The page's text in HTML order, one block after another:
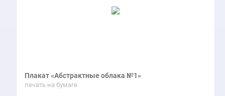
Плакат «Абстрактные облака №1»
печать на бумаге